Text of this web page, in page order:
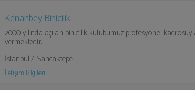
Kenanbey Binicilik
2000 yılında açılan binicilik kulübümüz profesyonel
vermektedir.
İstanbul / Sancaktepe
İletişim Bilgileri